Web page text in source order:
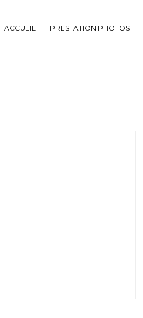
ACCUEIL PRESTATION PHOTOS